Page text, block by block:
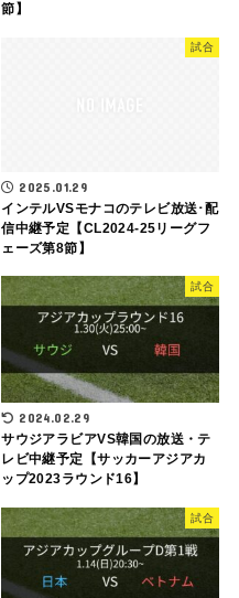
節】
試合
2025.01.29
インテルVSモナコのテレビ放送･配
信中継予定【CL2024-25リーグフ
ェーズ第8節】
試合
2024.02.29
サウジアラビアVS韓国の放送・テ
レビ中継予定【サッカーアジアカ
ップ2023ラウンド16】
試合